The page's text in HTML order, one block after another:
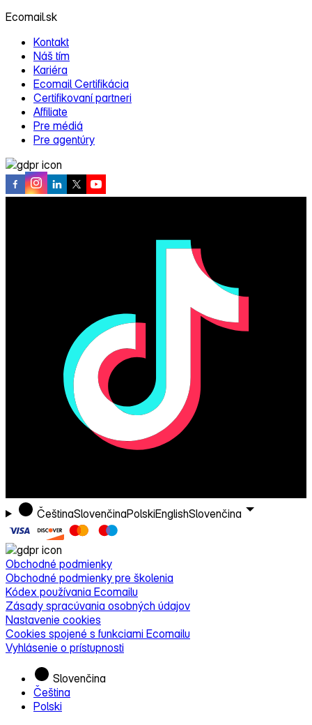
Ecomail.sk
Kontakt
Náš tím
Kariéra
Ecomail Certifikácia
Certifikovaní partneri
Affiliate
Pre médiá
Pre agentúry
ČeštinaSlovenčinaPolskiEnglishSlovenčina
Obchodné podmienky
Obchodné podmienky pre školenia
Kódex používania Ecomailu
Zásady spracúvania osobných údajov
Nastavenie cookies
Cookies spojené s funkciami Ecomailu
Vyhlásenie o prístupnosti
Slovenčina
Čeština
Polski